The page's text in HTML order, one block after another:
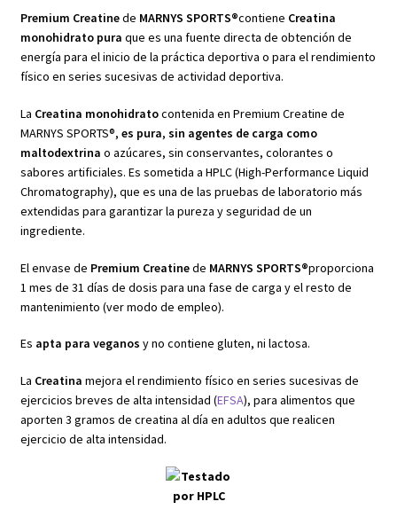
Premium Creatinede MARNYS SPORTS®contiene Creatina
monohidrato pura que es una fuente directa de obtención de
energía para el inicio de la práctica deportiva o para el rendimiento
físico en series sucesivas de actividad deportiva.
La Creatina monohidratocontenida en Premium Creatine de
MARNYS SPORTS®, es pura, sin agentes de carga como
maltodextrina o azúcares, sin conservantes, colorantes o
sabores artificiales. Es sometida a HPLC (High-Performance Liquid
Chromatography), que es una de las pruebas de laboratorio más
extendidas para garantizar la pureza y seguridad de un
ingrediente.
El envase de Premium Creatinede MARNYS SPORTS®proporciona
1 mes de 31 días de dosis para una fase de carga y el resto de
mantenimiento (ver modo de empleo).
Es apta para veganos y no contiene gluten, ni lactosa.
La Creatina mejora el rendimiento físico en series sucesivas de
ejercicios breves de alta intensidad (EFSA), para alimentos que
aporten 3 gramos de creatina al día en adultos que realicen
ejercicio de alta intensidad.